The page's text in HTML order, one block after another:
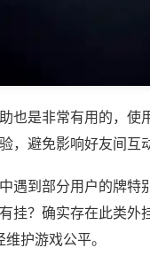
也是非常有用的，使
，避免影响好友间互
遇到部分用户的牌特
挂？确实存在此类外
护游戏公平。